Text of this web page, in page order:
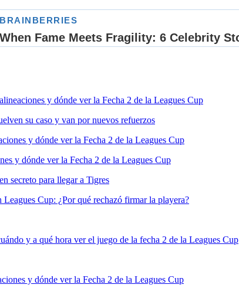
y dónde ver la Fecha 2 de la Leagues Cup
su caso y van por nuevos refuerzos
y dónde ver la Fecha 2 de la Leagues Cup
y dónde ver la Fecha 2 de la Leagues Cup
secreto para llegar a Tigres
Cup: ¿Por qué rechazó firmar la playera?
y a qué hora ver el juego de la fecha 2 de la Leagues Cup
y dónde ver la Fecha 2 de la Leagues Cup